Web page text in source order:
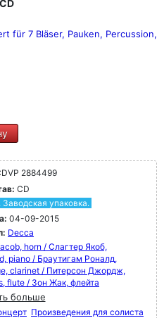
CD
für 7 Bläser, Pauken, Percussion,
2884499
CD
Заводская упаковка.
04-09-2015
Decca
horn / Слагтер Якоб,
piano / Браутигам Роналд,
clarinet / Питерсон Джордж,
flute / Зон Жак, флейта
больше
Произведения для солиста